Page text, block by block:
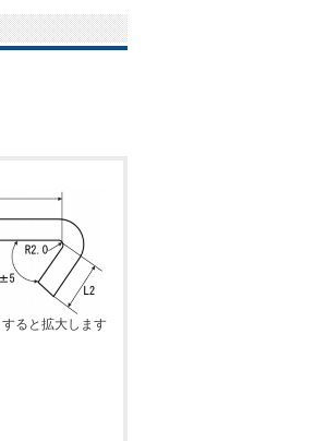
ると拡大します